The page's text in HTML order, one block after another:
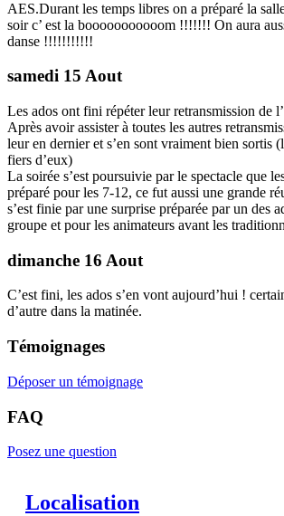
AES.Durant les temps libres on a préparé la
soir c’ est la booooooooooom !!!!!!! On aura
danse !!!!!!!!!!!
samedi 15 Aout
Les ados ont fini répéter leur retransmission de
Après avoir assister à toutes les autres
leur en dernier et s’en sont vraiment bien sortis
fiers d’eux)
La soirée s’est poursuivie par le spectacle que
préparé pour les 7-12, ce fut aussi une grande
s’est finie par une surprise préparée par un des
groupe et pour les animateurs avant les
dimanche 16 Aout
C’est fini, les ados s’en vont aujourd’hui !
d’autre dans la matinée.
Témoignages
Déposer un témoignage
FAQ
Posez une question
Localisation